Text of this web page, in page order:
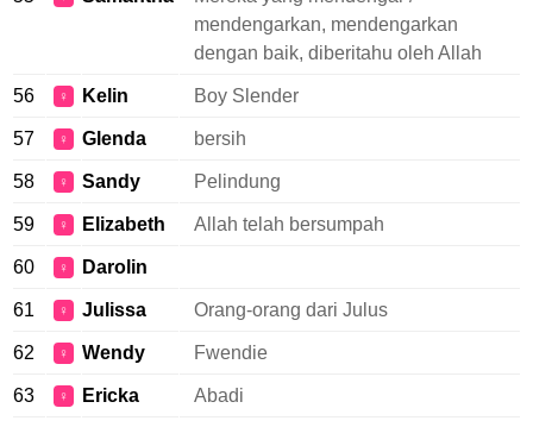
mendengarkan, mendengarkan
dengan baik, diberitahu oleh Allah
56 ♀ Kelin Boy Slender
57 ♀ Glenda bersih
58 ♀ Sandy Pelindung
59 ♀ Elizabeth Allah telah bersumpah
60 ♀ Darolin
61 ♀ Julissa Orang-orang dari Julus
62 ♀ Wendy Fwendie
63 ♀ Ericka Abadi